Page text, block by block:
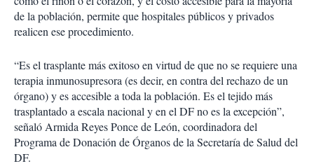
de la población, permite que hospitales públicos y privados
realicen ese procedimiento.
“Es el trasplante más exitoso en virtud de que no se requiere una
terapia inmunosupresora (es decir, en contra del rechazo de un
órgano) y es accesible a toda la población. Es el tejido más
trasplantado a escala nacional y en el DF no es la excepción”,
señaló Armida Reyes Ponce de León, coordinadora del
Programa de Donación de Órganos de la Secretaría de Salud del
DF.